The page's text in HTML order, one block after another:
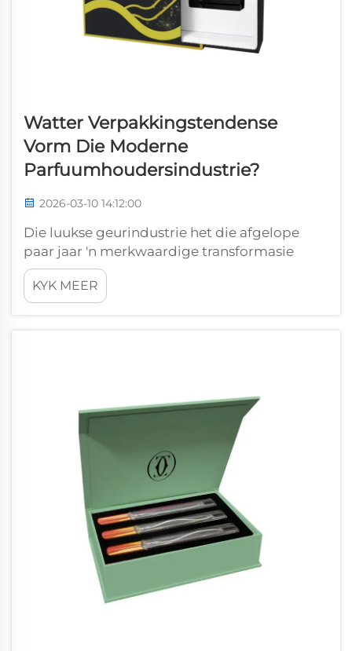
Watter Verpakkingstendense
Vorm Die Moderne
Parfuumhoudersindustrie?
2026-03-10 14:12:00
Die luukse geurindustrie het die afgelope
paar jaar 'n merkwaardige transformasie
beleef, met verpakkingsinnovasie wat 'n
kritieke verskilmaker geword het in 'n
toenemend mededingende markplek.
KYK MEER